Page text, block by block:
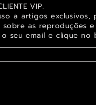
VIP.
a artigos
sobre as reproduções
seu email e clique no